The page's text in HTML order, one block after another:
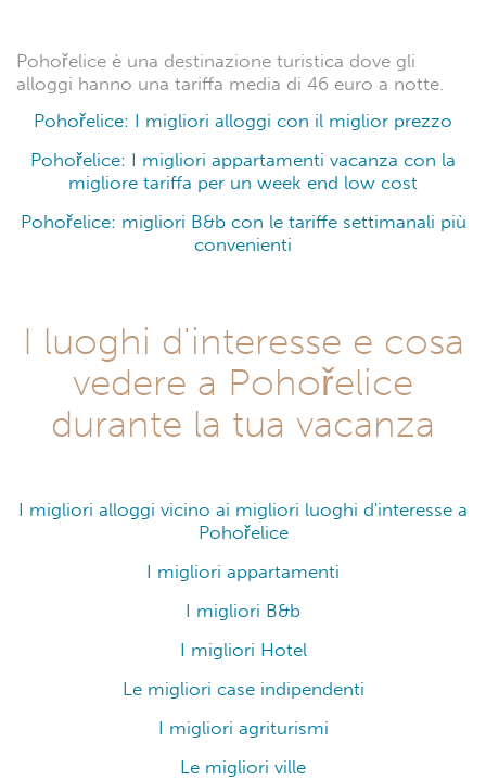
Pohořelice è una destinazione turistica dove gli
alloggi hanno una tariffa media di 46 euro a notte.
Pohořelice: I migliori alloggi con il miglior prezzo
Pohořelice: I migliori appartamenti vacanza con la
migliore tariffa per un week end low cost
Pohořelice: migliori B&b con le tariffe settimanali più
convenienti
I luoghi d'interesse e cosa
vedere a Pohořelice
durante la tua vacanza
I migliori alloggi vicino ai migliori luoghi d'interesse a
Pohořelice
I migliori appartamenti
I migliori B&b
I migliori Hotel
Le migliori case indipendenti
I migliori agriturismi
Le migliori ville